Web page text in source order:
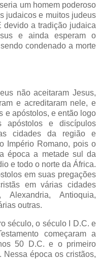
um homem poderoso
judaicos e muitos judeus
devido a tradição judaica
e ainda esperam o
condenado a morte
não aceitaram Jesus,
e acreditaram nele, e
e apóstolos, e então logo
e discípulos
cidades da região e
Império Romano, pois o
época a metade sul da
e todo o norte da África.
em suas pregações
em várias cidades
Alexandria, Antioquia,
outras.
século, o século I D.C. e
começaram a
50 D.C. e o primeiro
Nessa época os cristãos,